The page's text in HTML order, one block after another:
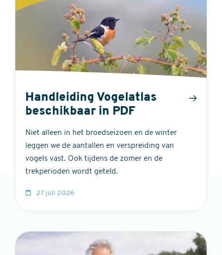
Handleiding Vogelatlas
beschikbaar in PDF
Niet alleen in het broedseizoen en de winter
leggen we de aantallen en verspreiding van
vogels vast. Ook tijdens de zomer en de
trekperioden wordt geteld.
27 juli 2026